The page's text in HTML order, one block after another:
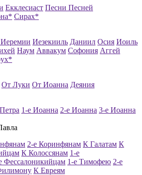
Екклесиаст Песни Песней
Сирах*
Иезекииль Даниил Осия Иоиль
Наум Аввакум Софония Аггей
От Луки От Иоанна Деяния
1-е Иоанна 2-е Иоанна 3-е Иоанна
2-е Коринфянам К Галатам К
К Колоссянам 1-е
Фессалоникийцам 1-е Тимофею 2-е
К Евреям